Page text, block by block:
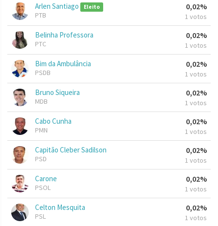
Arlen Santiago Eleito
PTB
0,02%
1 votos
Belinha Professora
PTC
0,02%
1 votos
Bim da Ambulância
PSDB
0,02%
1 votos
Bruno Siqueira
MDB
0,02%
1 votos
Cabo Cunha
PMN
0,02%
1 votos
Capitão Cleber Sadilson
PSD
0,02%
1 votos
Carone
PSOL
0,02%
1 votos
Celton Mesquita
PSL
0,02%
1 votos